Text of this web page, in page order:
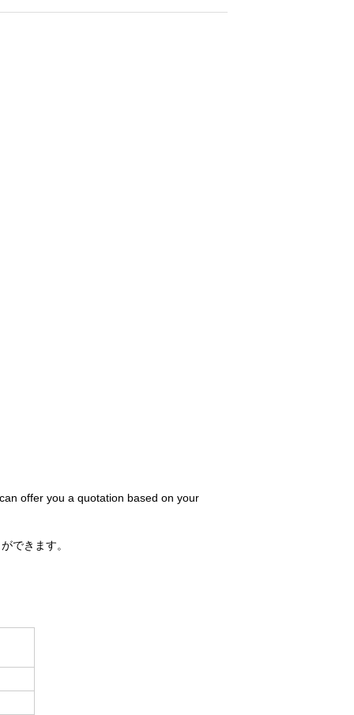
offer you a quotation based on your
できます。